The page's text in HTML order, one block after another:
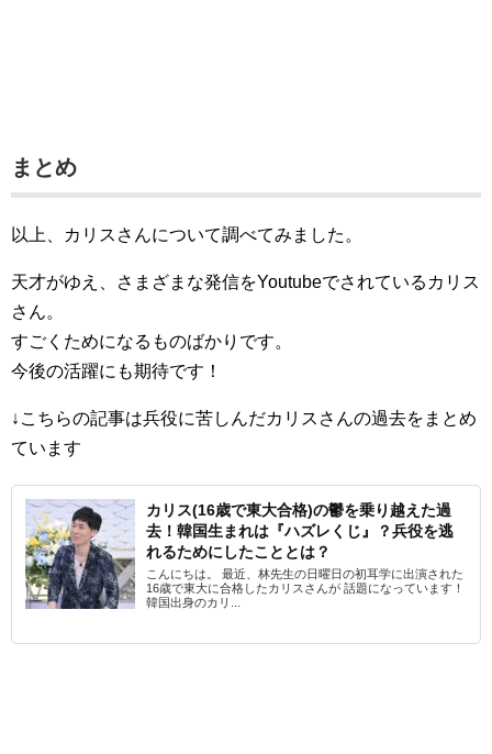
まとめ
以上、カリスさんについて調べてみました。
天才がゆえ、さまざまな発信をYoutubeでされているカリス
さん。
すごくためになるものばかりです。
今後の活躍にも期待です！
↓こちらの記事は兵役に苦しんだカリスさんの過去をまとめ
ています
カリス(16歳で東大合格)の鬱を乗り越えた過
去！韓国生まれは『ハズレくじ』？兵役を逃
れるためにしたこととは？
こんにちは。 最近、林先生の日曜日の初耳学に出演された
16歳で東大に合格したカリスさんが 話題になっています！
韓国出身のカリ...